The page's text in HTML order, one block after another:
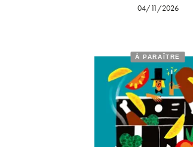
04/11/2026
À PARAÎTRE